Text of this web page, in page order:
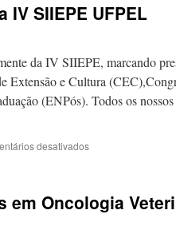
IV SIIEPE UFPEL
da IV SIIEPE, marcando
Extensão e Cultura
(ENPós). Todos os
desativadosem
IV
SIIEPE
em Oncologia